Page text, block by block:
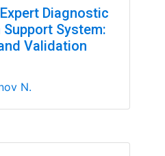
Diagnostic
Support System:
Validation
N.